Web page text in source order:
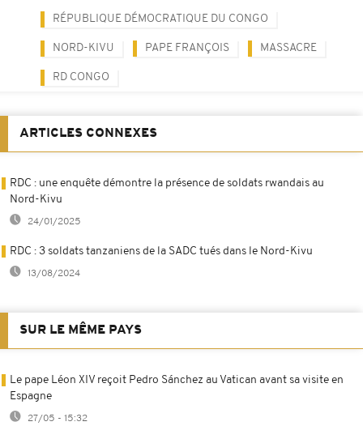
RÉPUBLIQUE DÉMOCRATIQUE DU CONGO
NORD-KIVU PAPE FRANÇOIS MASSACRE
RD CONGO
ARTICLES CONNEXES
RDC : une enquête démontre la présence de soldats rwandais au
Nord-Kivu
24/01/2025
RDC : 3 soldats tanzaniens de la SADC tués dans le Nord-Kivu
13/08/2024
SUR LE MÊME PAYS
Le pape Léon XIV reçoit Pedro Sánchez au Vatican avant sa visite en
Espagne
27/05 - 15:32